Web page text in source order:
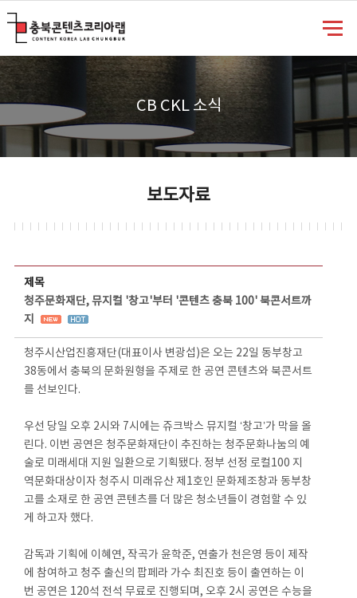
CB CKL 소식
보도자료
제목
청주문화재단, 뮤지컬 '창고'부터 '콘텐츠 충북 100' 북콘서트까
지
청주시산업진흥재단(대표이사 변광섭)은 오는 22일 동부창고
38동에서 충북의 문화원형을 주제로 한 공연 콘텐츠와 북콘서트
를 선보인다.
우선 당일 오후 2시와 7시에는 쥬크박스 뮤지컬 ‘창고’가 막을 올
린다. 이번 공연은 청주문화재단이 추진하는 청주문화나눔의 예
술로 미래세대 지원 일환으로 기획됐다. 정부 선정 로컬100 지
역문화대상이자 청주시 미래유산 제1호인 문화제조창과 동부창
고를 소재로 한 공연 콘텐츠를 더 많은 청소년들이 경험할 수 있
게 하고자 했다.
감독과 기획에 이혜연, 작곡가 윤학준, 연출가 천은영 등이 제작
에 참여하고 청주 출신의 팝페라 가수 최진호 등이 출연하는 이
번 공연은 120석 전석 무료로 진행되며, 오후 2시 공연은 수능을